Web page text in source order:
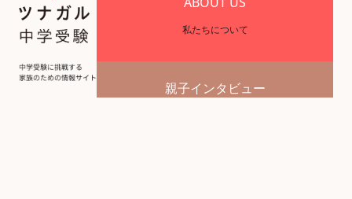
私たちについて
親子インタビュー